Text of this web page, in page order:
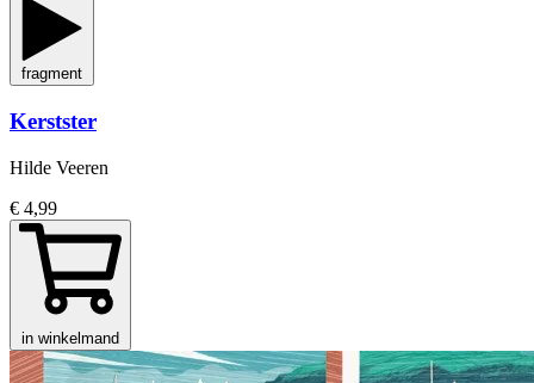
fragment
Kerstster
Hilde Veeren
€ 4,99
in winkelmand